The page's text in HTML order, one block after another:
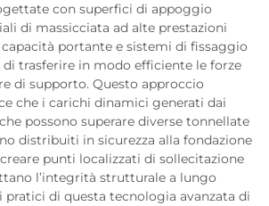
con superfici di appoggio
di massicciata ad alte prestazioni
portante e sistemi di fissaggio
trasferire in modo efficiente le forze
di supporto. Questo approccio
che i carichi dinamici generati dai
possono superare diverse tonnellate
distribuiti in sicurezza alla fondazione
punti localizzati di sollecitazione
l’integrità strutturale a lungo
di questa tecnologia avanzata di